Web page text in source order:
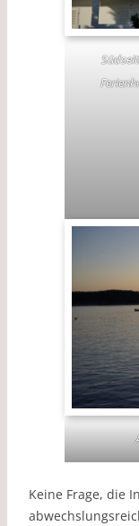
Keine Frage, die